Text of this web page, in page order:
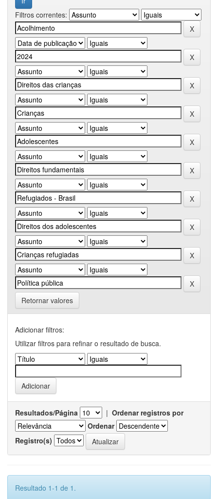
Filtros correntes:
Retornar valores
Adicionar filtros:
Utilizar filtros para refinar o resultado de busca.
Resultados/Página | Ordenar registros por
Ordenar
Registro(s)
Resultado 1-1 de 1.